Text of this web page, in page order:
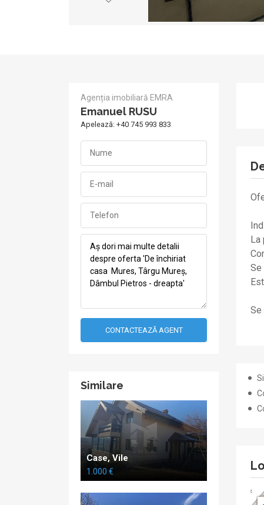
Agenția imobiliară EMRA
Emanuel RUSU
Apelează: +40 745 993 833
CONTACTEAZĂ AGENT
Similare
Case, Vile
1.000 €
La
Se
Se